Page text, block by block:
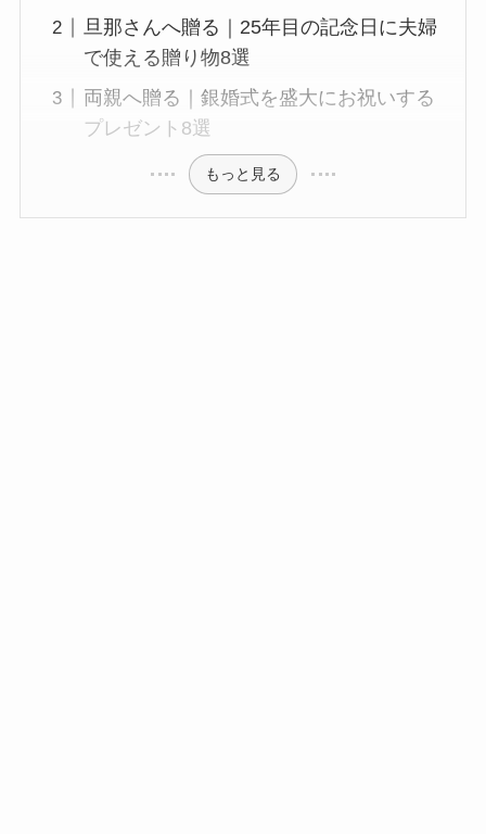
旦那さんへ贈る｜25年目の記念日に夫婦
で使える贈り物8選
両親へ贈る｜銀婚式を盛大にお祝いする
プレゼント8選
もっと見る